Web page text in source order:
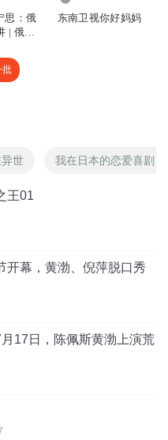
思：俄
| 俄罗
东南卫视你好妈妈
批
世 我在日本的恋爱喜剧
王01
开幕，黄渤、倪萍脱口秀
17日，陈佩斯黄渤上演荒